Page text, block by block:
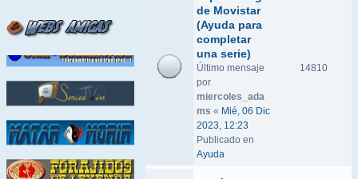
de Movistar
(Ayuda para
completar
una serie)
Último mensaje
por
miercoles_ada
ms « Mié, 06 Dic
2023, 12:23
Publicado en
Ayuda
14810